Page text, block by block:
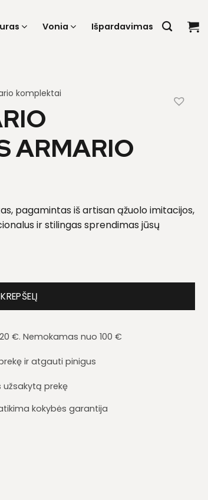
Vonia Išpardavimas
komplektai
ARMARIO
pagamintas iš artisan ąžuolo imitacijos,
ir stilingas sprendimas jūsų
Armario
€. Nemokamas nuo 100 €
ir atgauti pinigus
prekę
kokybės garantija